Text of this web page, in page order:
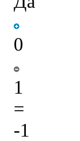
0
1
=
-1